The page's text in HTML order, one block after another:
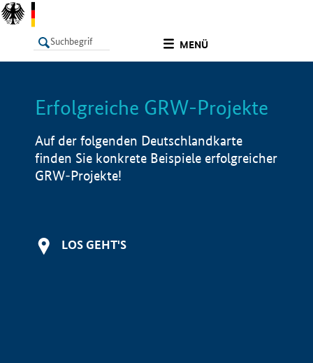
MENÜ
LISTE Info
Erfolgreiche GRW-Projekte
Auf der folgenden Deutschlandkarte
finden Sie konkrete Beispiele erfolgreicher
GRW-Projekte!
LOS GEHT'S